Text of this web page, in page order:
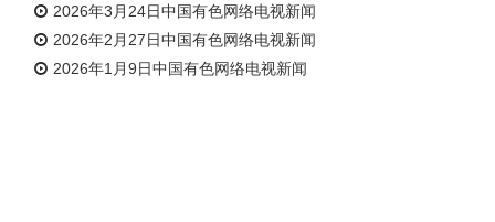
2026年3月24日中国有色网络电视新闻
2026年2月27日中国有色网络电视新闻
2026年1月9日中国有色网络电视新闻